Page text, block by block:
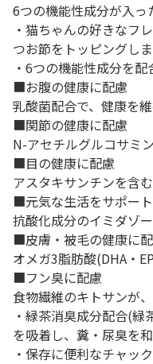
6つの機能性成分が入っ
・猫ちゃんの好きなフ
つお節をトッピングしま
・6つの機能性成分を配
■お腹の健康に配慮
乳酸菌配合で、健康を
■関節の健康に配慮
N-アセチルグルコサミ
■目の健康に配慮
アスタキサンチンを含
■元気な生活をサポート
抗酸化成分のイミダゾ
■皮膚・被毛の健康に
オメガ3脂肪酸(DHA・
■フン臭に配慮
食物繊維のキトサンが
・緑茶消臭成分配合(
を吸着し、糞・尿臭を
・保存に便利なチャッ